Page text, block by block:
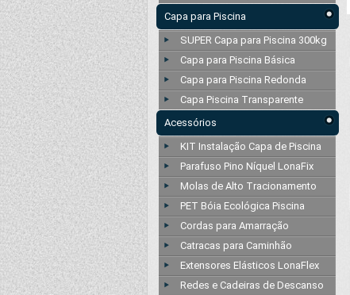
Capa para Piscina
SUPER Capa para Piscina 300kg
Capa para Piscina Básica
Capa para Piscina Redonda
Capa Piscina Transparente
Acessórios
KIT Instalação Capa de Piscina
Parafuso Pino Níquel LonaFix
Molas de Alto Tracionamento
PET Bóia Ecológica Piscina
Cordas para Amarração
Catracas para Caminhão
Extensores Elásticos LonaFlex
Redes e Cadeiras de Descanso